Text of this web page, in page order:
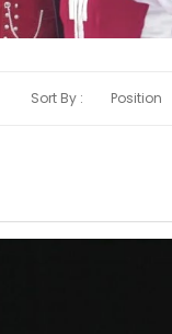
Sort By :